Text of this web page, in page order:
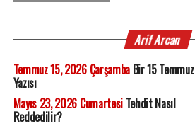
Arif Arcan
Temmuz 15, 2026 ÇarşambaBir 15 Temmuz
Yazısı
Mayıs 23, 2026 CumartesiTehdit Nasıl
Reddedilir?